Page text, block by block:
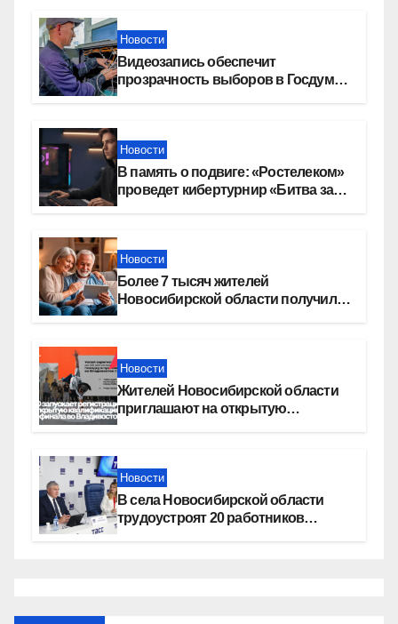
Новости
Видеозапись обеспечит
прозрачность выборов в Госдуму
Новости
В память о подвиге: «Ростелеком»
проведет кибертурнир «Битва за
Новости
Более 7 тысяч жителей
Новосибирской области получили
Новости
Жителей Новосибирской области
приглашают на открытую
Новости
В села Новосибирской области
трудоустроят 20 работников